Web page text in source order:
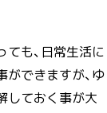
も、日常生活に
できますが、ゆ
しておく事が大